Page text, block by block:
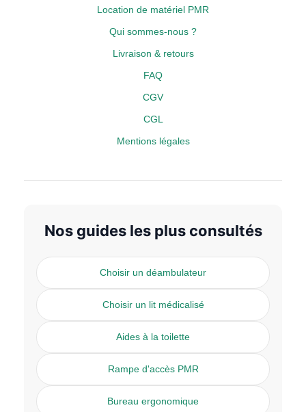
Location de matériel PMR
Qui sommes-nous ?
Livraison & retours
FAQ
CGV
CGL
Mentions légales
Nos guides les plus consultés
Choisir un déambulateur
Choisir un lit médicalisé
Aides à la toilette
Rampe d'accès PMR
Bureau ergonomique